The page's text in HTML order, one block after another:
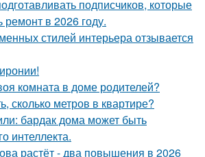
подписчиков, которые
ремонт в 2026 году.
стилей интерьера отзывается
комната в доме родителей?
сколько метров в квартире?
бардак дома может быть
интеллекта.
растёт - два повышения в 2026